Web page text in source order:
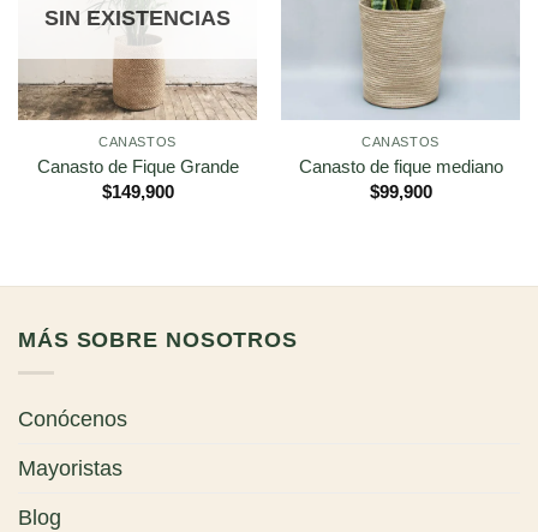
SIN EXISTENCIAS
CANASTOS
Canasto de Fique Grande
$149,900
CANASTOS
Canasto de fique mediano
$99,900
MÁS SOBRE NOSOTROS
Conócenos
Mayoristas
Blog